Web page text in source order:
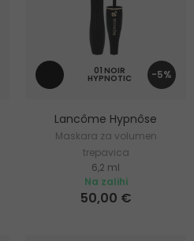
-5%
01 NOIR
HYPNOTIC
Lancôme Hypnôse
Maskara za volumen
trepavica
6,2 ml
Na zalihi
50,00 €